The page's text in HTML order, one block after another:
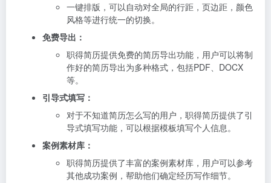
一键排版，可以自动对全局的行距，页边距，颜色
风格等进行统一的切换。
免费导出：
职得简历提供免费的简历导出功能，用户可以将制
作好的简历导出为多种格式，包括PDF、DOCX
等。
引导式填写：
对于不知道简历怎么写的用户，职得简历提供了引
导式填写功能，可以根据模板填写个人信息。
案例素材库：
职得简历提供了丰富的案例素材库，用户可以参考
其他成功案例，帮助他们确定经历写作细节。